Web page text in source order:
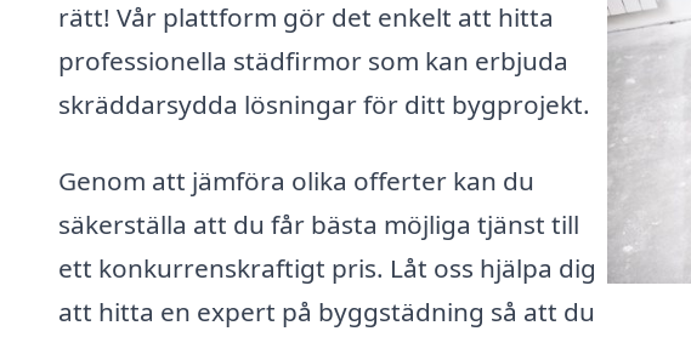
rätt! Vår plattform gör det enkelt att hitta
professionella städfirmor som kan erbjuda
skräddarsydda lösningar för ditt bygprojekt.
Genom att jämföra olika offerter kan du
säkerställa att du får bästa möjliga tjänst till
ett konkurrenskraftigt pris. Låt oss hjälpa dig
att hitta en expert på byggstädning så att du